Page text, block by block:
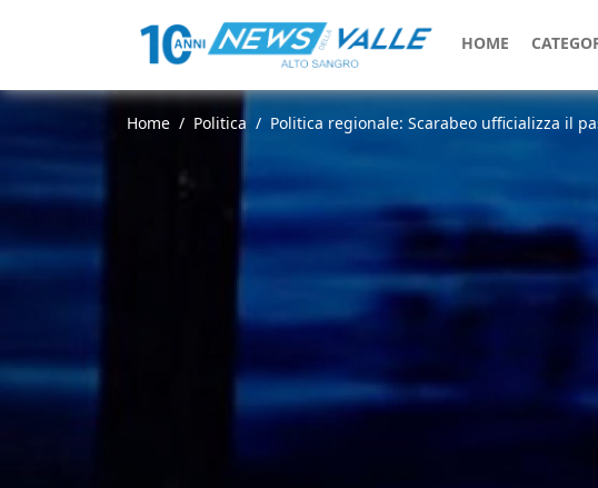
HOME
Home Politica Politica regionale: Scarabeo ufficializza il